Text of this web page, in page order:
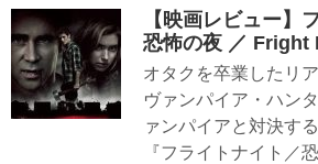
【映画レビュー】
恐怖の夜 ／ Fright
オタクを卒業したリ
ヴァンパイア・ハン
ァンパイアと対決す
『フライトナイト／